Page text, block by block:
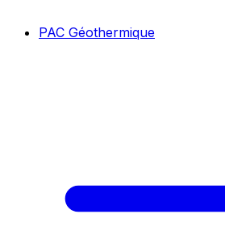
PAC Géothermique